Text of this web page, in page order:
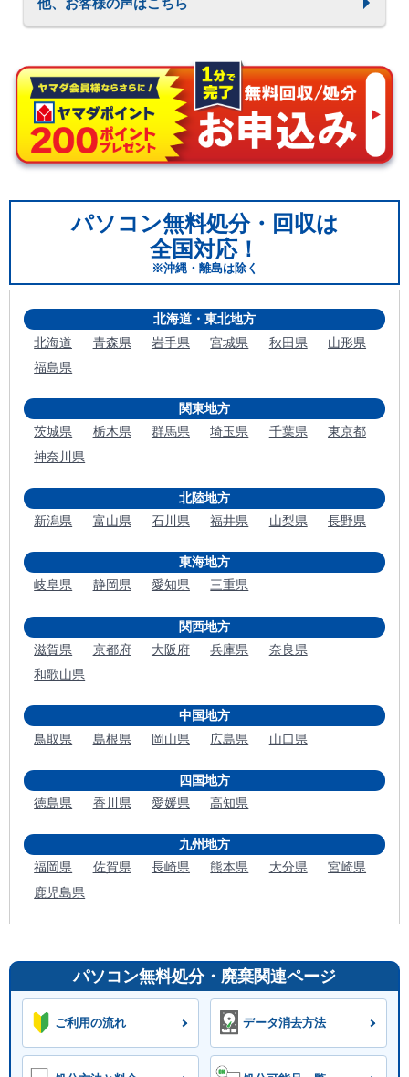
パソコン無料処分・回収は
全国対応！
※沖縄・離島は除く
北海道・東北地方
北海道
青森県 岩手県 宮城県 秋田県
山形県
福島県
関東地方
茨城県
栃木県 群馬県 埼玉県 千葉県
東京都
神奈川県
北陸地方
新潟県
富山県 石川県 福井県 山梨県 長野県
東海地方
岐阜県
静岡県 愛知県 三重県
関西地方
滋賀県
京都府 大阪府 兵庫県
奈良県
和歌山県
中国地方
鳥取県
島根県 岡山県 広島県 山口県
四国地方
徳島県
香川県 愛媛県 高知県
九州地方
福岡県
佐賀県 長崎県 熊本県 大分県
宮崎県
鹿児島県
パソコン無料処分・廃棄関連ページ
ご利用の流れ データ消去方法